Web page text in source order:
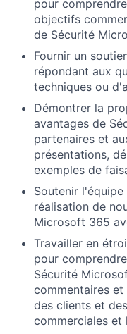
pour
objectifs
de Sécurité
Fournir un
répondant aux
techniques ou
Démontrer la
avantages de
partenaires et
présentations,
exemples de
Soutenir
réalisation de
Microsoft 365
Travailler en
pour
Sécurité
commentaires
des clients et
commerciales et